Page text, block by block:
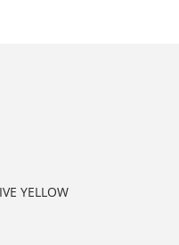
YELLOW